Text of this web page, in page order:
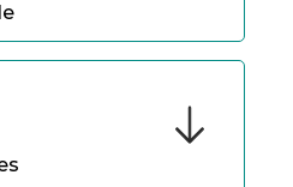
ou espaces communs